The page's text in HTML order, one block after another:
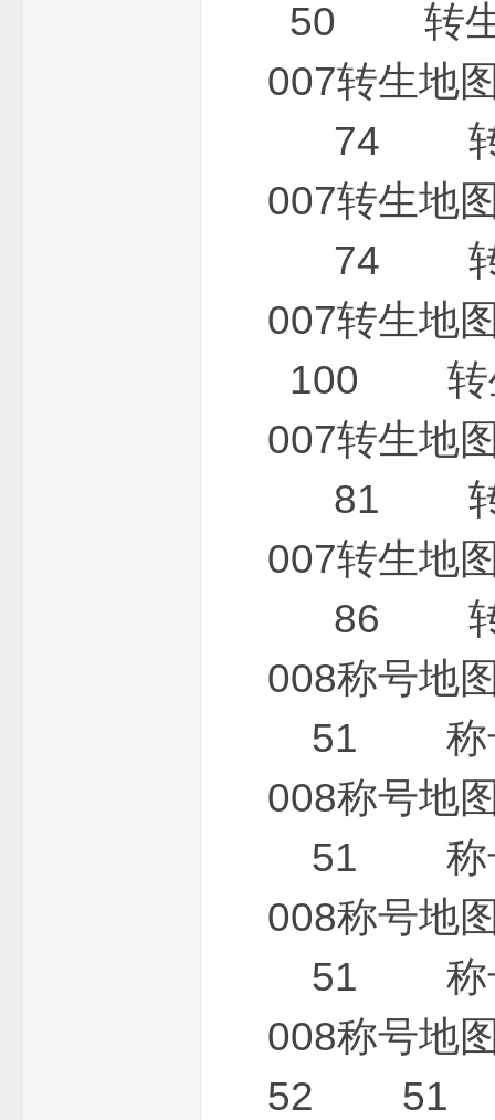
50 转
007转生
74 转
007转生
74 转
007转
100 转
007转生
81 转
007转生
86 转
008称号
51 称
008称号
51 称
008称号
51 称
008称号
52 51